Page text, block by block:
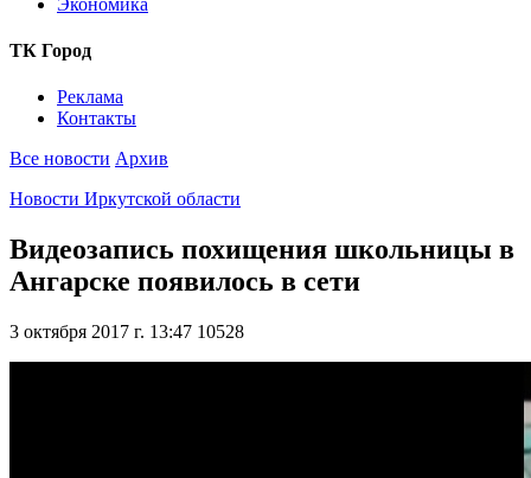
ТК Город
Реклама
Контакты
Все новости Архив
Новости Иркутской области
Видеозапись похищения школьницы в
Ангарске появилось в сети
3 октября 2017 г. 13:47 10528